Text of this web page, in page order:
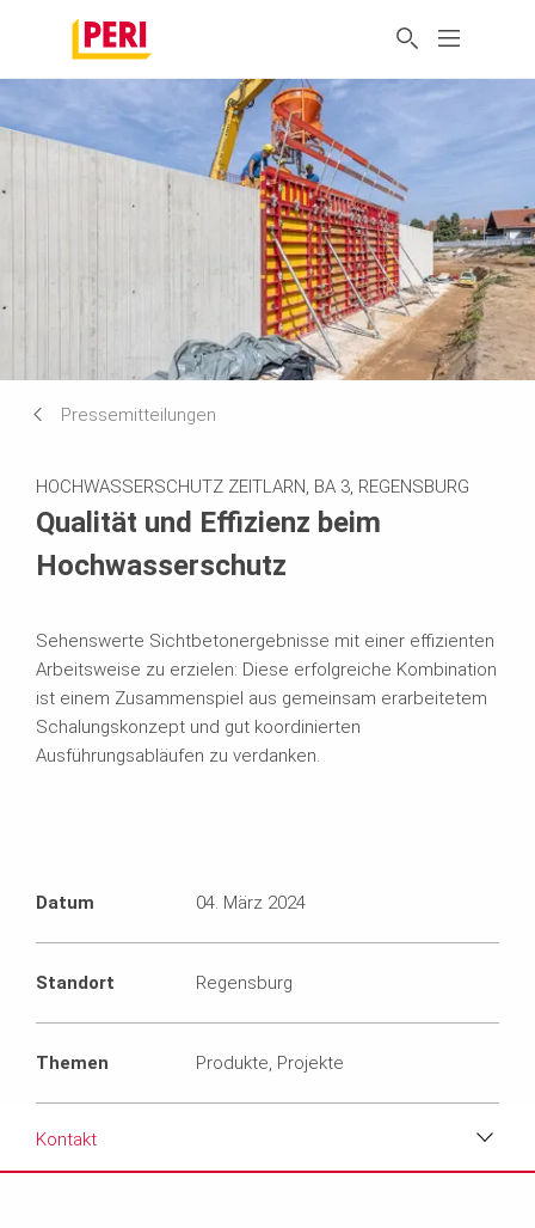
Pressemitteilungen
HOCHWASSERSCHUTZ ZEITLARN, BA 3, REGENSBURG
Qualität und Effizienz beim
Hochwasserschutz
Sehenswerte Sichtbetonergebnisse mit einer effizienten
Arbeitsweise zu erzielen: Diese erfolgreiche Kombination
ist einem Zusammenspiel aus gemeinsam erarbeitetem
Schalungskonzept und gut koordinierten
Ausführungsabläufen zu verdanken.
Datum 04. März 2024
Standort Regensburg
Themen Produkte, Projekte
Kontakt